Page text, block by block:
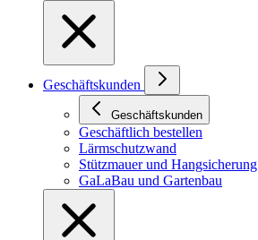
Geschäftskunden
Geschäftskunden
Geschäftlich bestellen
Lärmschutzwand
Stützmauer und Hangsicherung
GaLaBau und Gartenbau